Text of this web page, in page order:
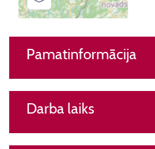
Pamatinformācija
Darba laiks